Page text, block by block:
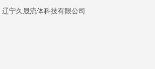
辽宁久晟流体科技有限公司